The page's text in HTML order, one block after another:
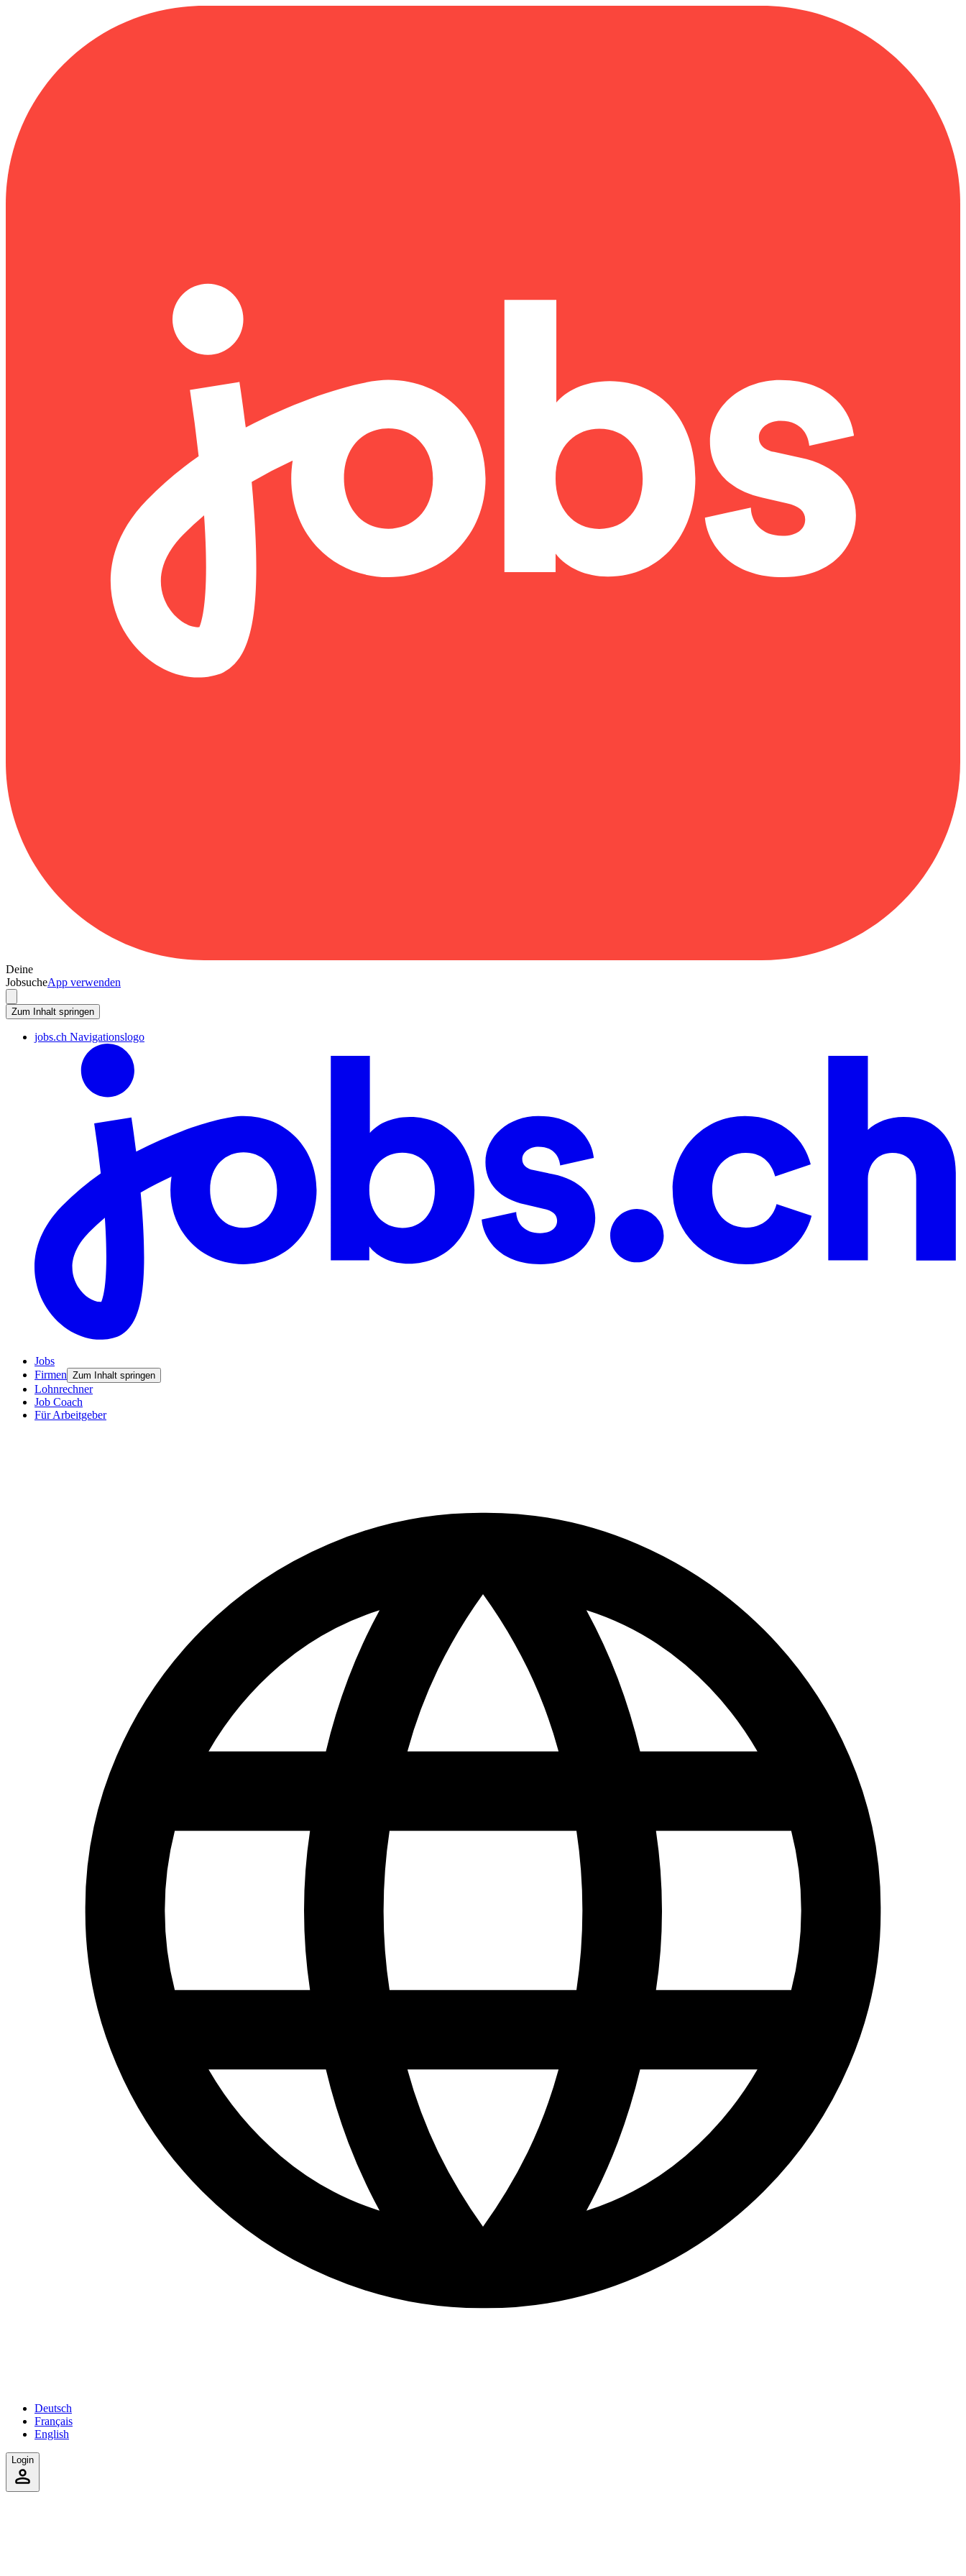
Deine
JobsucheApp verwenden
Zum Inhalt springen
jobs.ch Navigationslogo
Jobs
Firmen Zum Inhalt springen
Lohnrechner
Job Coach
Für Arbeitgeber
Deutsch
Français
English
Login